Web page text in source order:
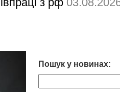
Пошук у новинах: